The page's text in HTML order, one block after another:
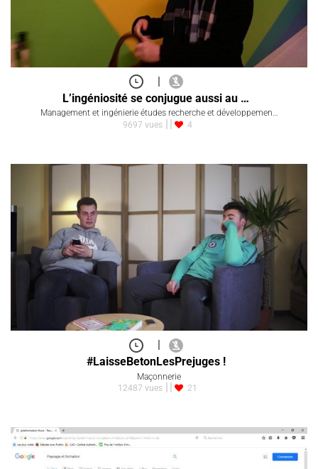
|
L’ingéniosité se conjugue aussi au …
Management et ingénierie études recherche et développemen…
9697 vues
4
|
#LaisseBetonLesPrejuges !
Maçonnerie
12487 vues
21